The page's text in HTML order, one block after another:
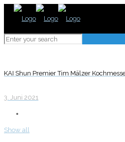
KAI Shun Premier Tim Mälzer
3. Juni 2021
Show all